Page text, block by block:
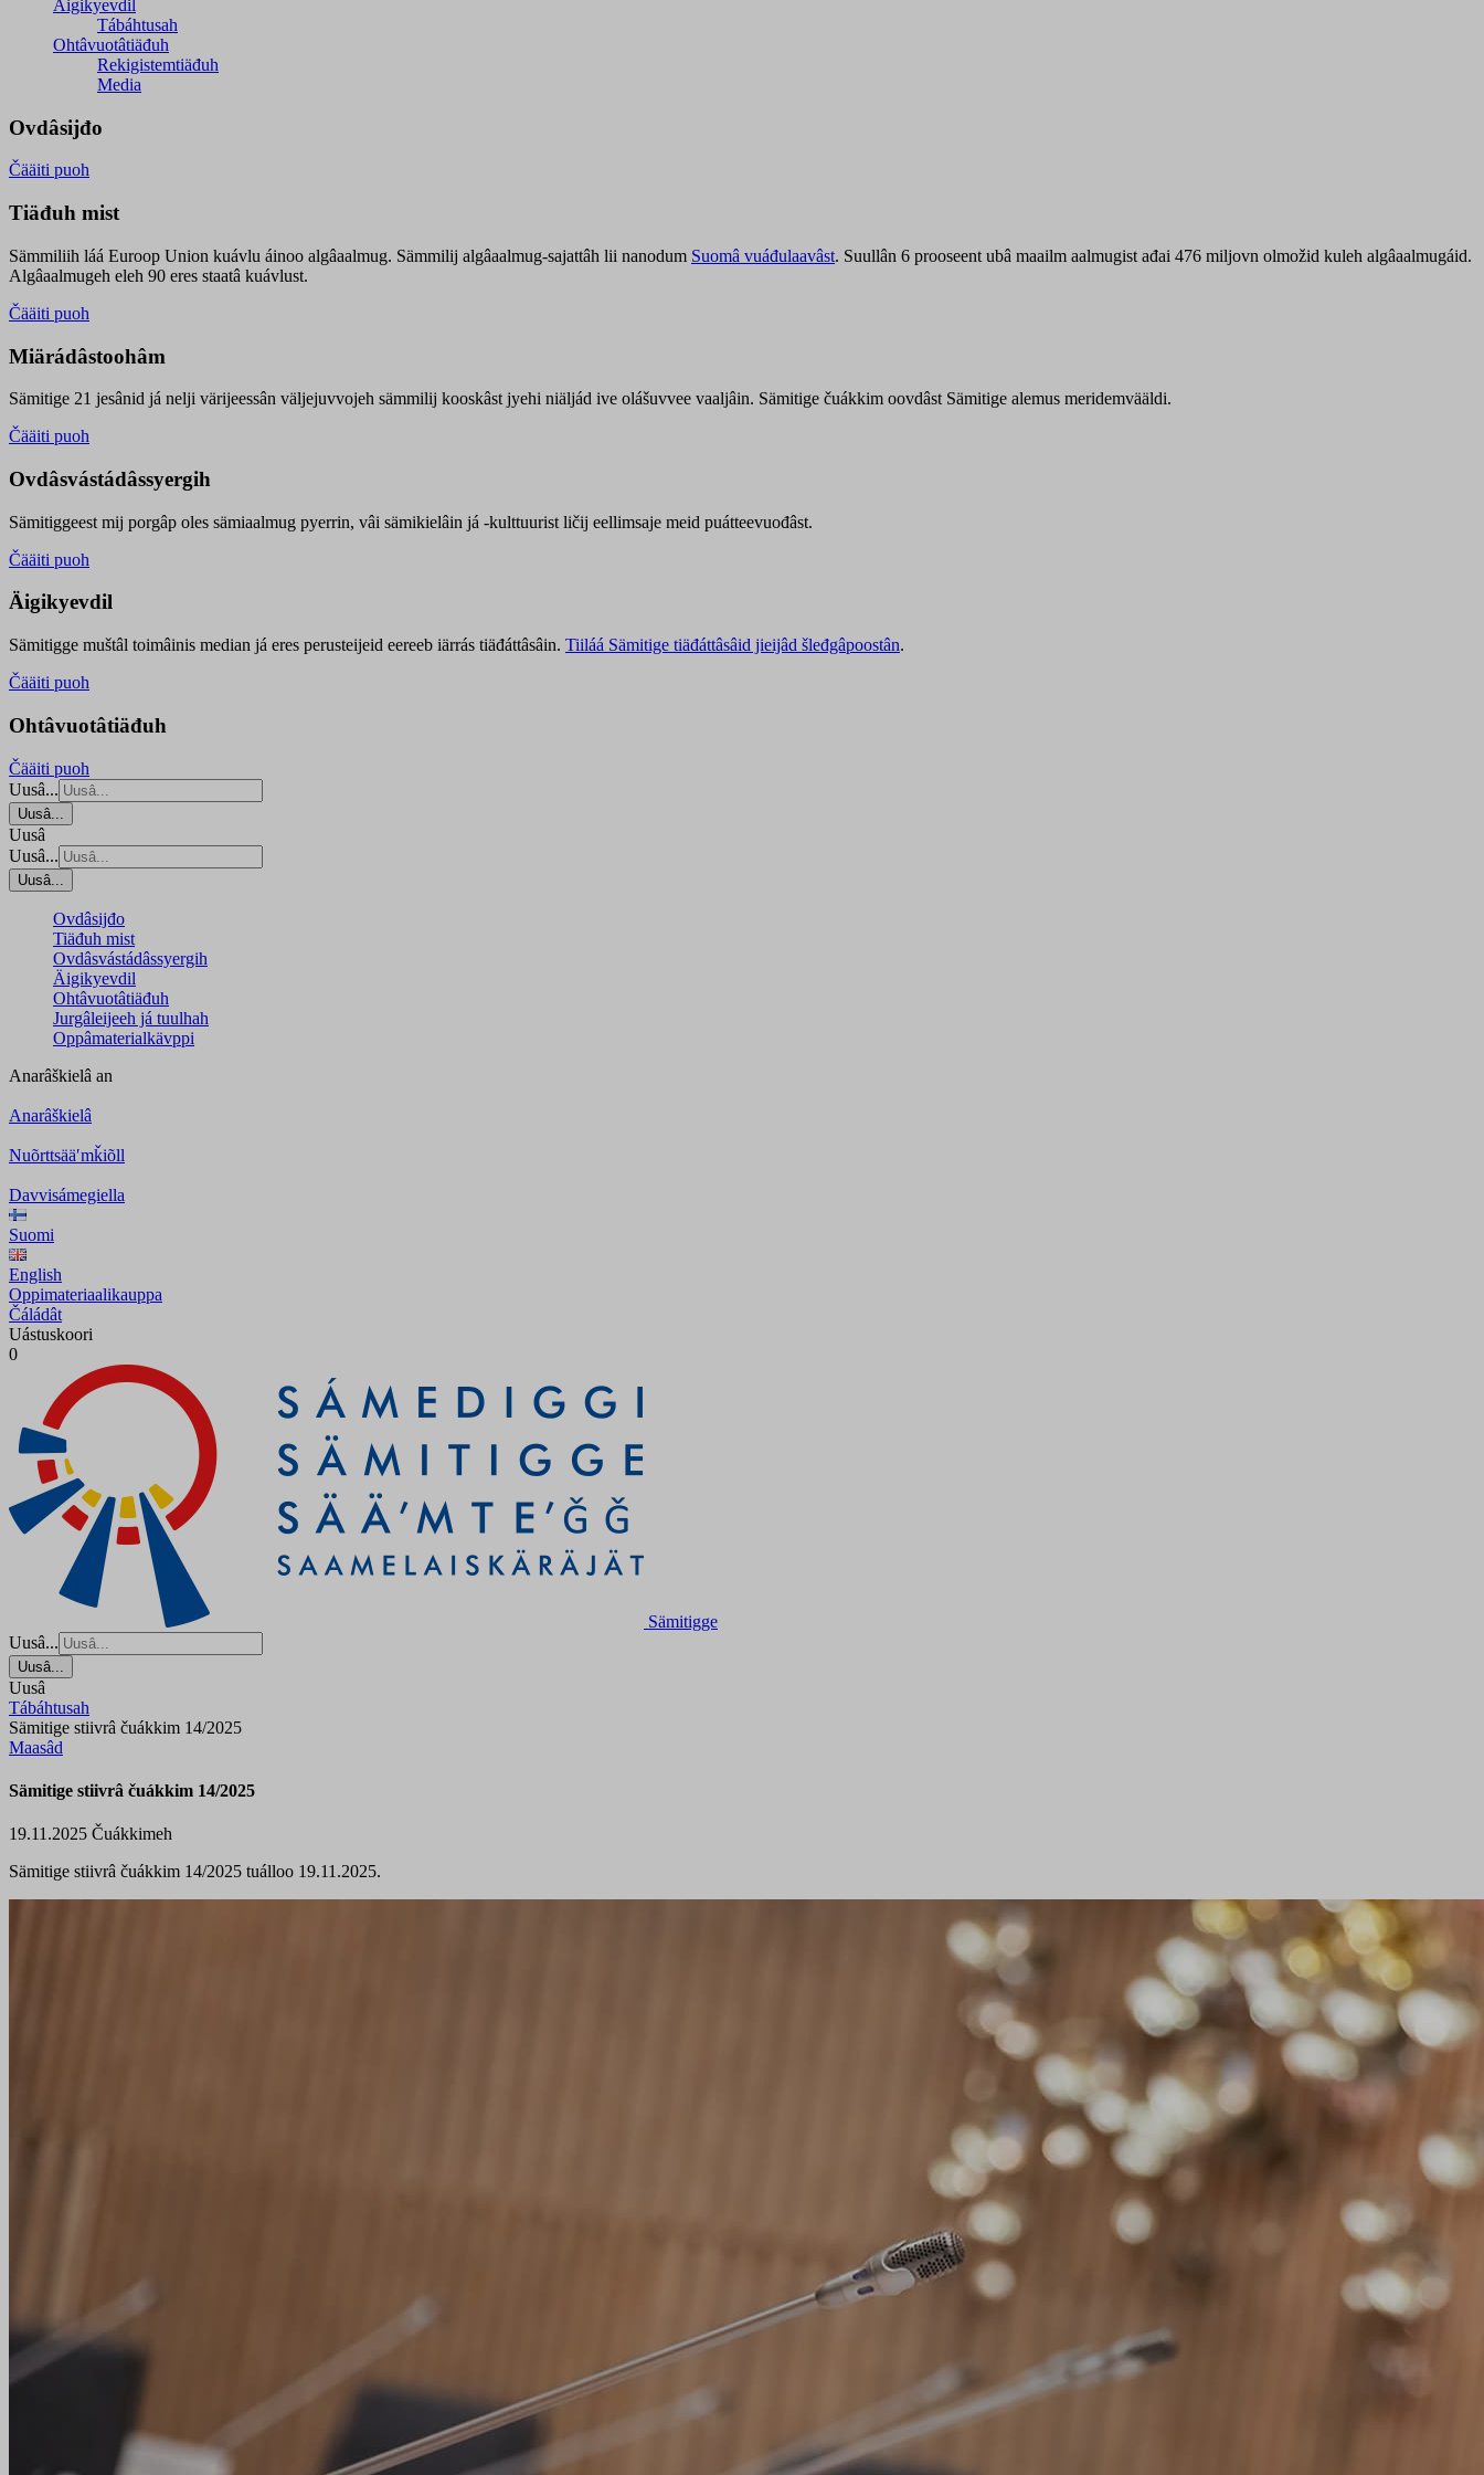
Äigikyevdil
Tábáhtusah
Ohtâvuotâtiäđuh
Rekigistemtiäđuh
Media
Ovdâsijđo
Čääiti puoh
Tiäđuh mist
Sämmiliih láá Euroop Union kuávlu áinoo algâaalmug. Sämmilij algâaalmug-sajattâh lii nanodum Suomâ vuáđulaavâst. Suullân 6 prooseent ubâ maailm aalmugist ađai 476 miljovn olmožid kuleh algâaalmugáid.
Algâaalmugeh eleh 90 eres staatâ kuávlust.
Čääiti puoh
Miärádâstoohâm
Sämitige 21 jesânid já nelji värijeessân väljejuvvojeh sämmilij kooskâst jyehi niäljád ive olášuvvee vaaljâin. Sämitige čuákkim oovdâst Sämitige alemus meridemvääldi.
Čääiti puoh
Ovdâsvástádâssyergih
Sämitiggeest mij porgâp oles sämiaalmug pyerrin, vâi sämikielâin já -kulttuurist ličij eellimsaje meid puátteevuođâst.
Čääiti puoh
Äigikyevdil
Sämitigge muštâl toimâinis median já eres perusteijeid eereeb iärrás tiäđáttâsâin. Tiiláá Sämitige tiäđáttâsâid jieijâd šleđgâpoostân.
Čääiti puoh
Ohtâvuotâtiäđuh
Čääiti puoh
Uusâ...
Uusâ...
Uusâ
Uusâ...
Uusâ...
Ovdâsijđo
Tiäđuh mist
Ovdâsvástádâssyergih
Äigikyevdil
Ohtâvuotâtiäđuh
Jurgâleijeeh já tuulhah
Oppâmaterialkävppi
Anarâškielâ an
Anarâškielâ
Nuõrttsääʹmǩiõll
Davvisámegiella
Suomi
English
Oppimateriaalikauppa
Čáládât
Uástuskoori
0
Sämitigge
Uusâ...
Uusâ...
Uusâ
Tábáhtusah
Sämitige stiivrâ čuákkim 14/2025
Maasâd
Sämitige stiivrâ čuákkim 14/2025
19.11.2025 Čuákkimeh
Sämitige stiivrâ čuákkim 14/2025 tuálloo 19.11.2025.